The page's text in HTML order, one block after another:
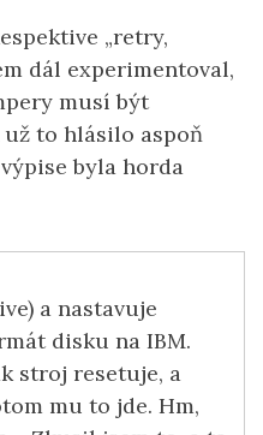
„retry,
dál experimentoval,
musí být
už to hlásilo aspoň
byla horda
a nastavuje
disku na IBM.
stroj resetuje, a
mu to jde. Hm,